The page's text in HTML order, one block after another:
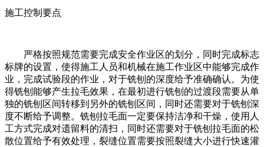
施工控制要点
严格按照规范需要完成安全作业区的划分，同时完成标志
标牌的设置，使得施工人员和机械在施工作业区中能够完成作
业，完成试验段的作业，对于铣刨的深度给予准确确认。为使
得铣刨能够产生拉毛效果，在最初进行铣刨的过渡段需要从单
独的铣刨区间转移到另外的铣刨区间，同时还需要对于铣刨深
度不断给予调整。铣刨拉毛面一定要保持洁净和干燥，使用人
工方式完成对遗留料的清扫，同时还需要对于铣刨拉毛面的松
散位置给予有效处理，裂缝位置需要按照裂缝大小进行快速灌